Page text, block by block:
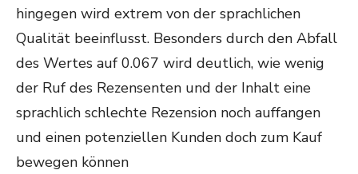
hingegen wird extrem von der sprachlichen
Qualität beeinflusst. Besonders durch den Abfall
des Wertes auf 0.067 wird deutlich, wie wenig
der Ruf des Rezensenten und der Inhalt eine
sprachlich schlechte Rezension noch auffangen
und einen potenziellen Kunden doch zum Kauf
bewegen können